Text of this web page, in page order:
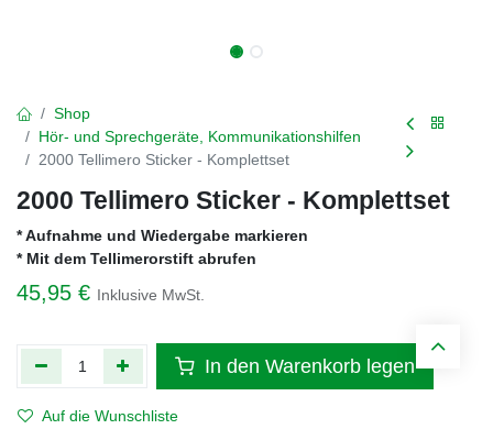
Shop
Hör- und Sprechgeräte, Kommunikationshilfen
2000 Tellimero Sticker - Komplettset
2000 Tellimero Sticker - Komplettset
* Aufnahme und Wiedergabe markieren
* Mit dem Tellimerorstift abrufen
45,95 € Inklusive MwSt.
In den Warenkorb legen
Auf die Wunschliste